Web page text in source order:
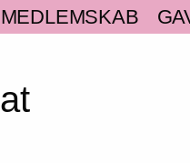
MEDLEMSKAB
at